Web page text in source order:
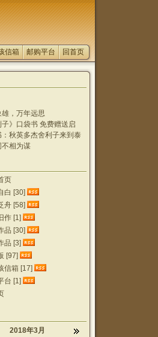
信箱 邮购平台 回首页
雄，万年远思
子》口袋书 免费赠送启
：秋英多杰舍利子来到泰
出好多新舍利
不相为谋
错怪DeepSeek了
，看似正儿八
则公然撒谎，怎会连优昙陀
法苑珠林都...
又见优昙花
明 方为正道
页
白 [30]
舟 [58]
作 [1]
品 [30]
品 [3]
[97]
信箱 [17]
台 [1]
2018年3月